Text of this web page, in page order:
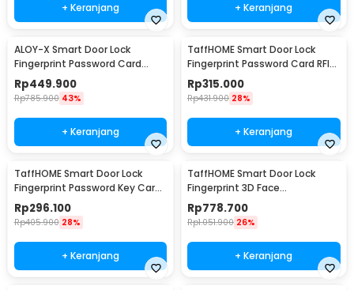
+ Keranjang + Keranjang
ALOY-X Smart Door Lock
Fingerprint Password Card
Digital Display Eques - CS18
Rp449.900
Rp785.900 43%
+ Keranjang
TaffHOME Smart Door Lock
Fingerprint Password Card RFID
Alarm - H1-XG
Rp315.000
Rp431.900 28%
+ Keranjang
TaffHOME Smart Door Lock
Fingerprint Password Key Card
Alarm - K13-1-J
Rp296.100
Rp405.900 28%
+ Keranjang
TaffHOME Smart Door Lock
Fingerprint 3D Face
Recognition Card Eques - A1
Rp778.700
Rp1.051.900 26%
+ Keranjang